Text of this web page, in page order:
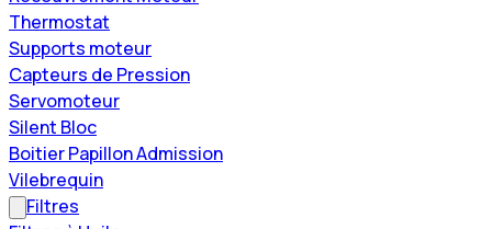
Thermostat
Supports moteur
Capteurs de Pression
Servomoteur
Silent Bloc
Boitier Papillon Admission
Vilebrequin
Filtres